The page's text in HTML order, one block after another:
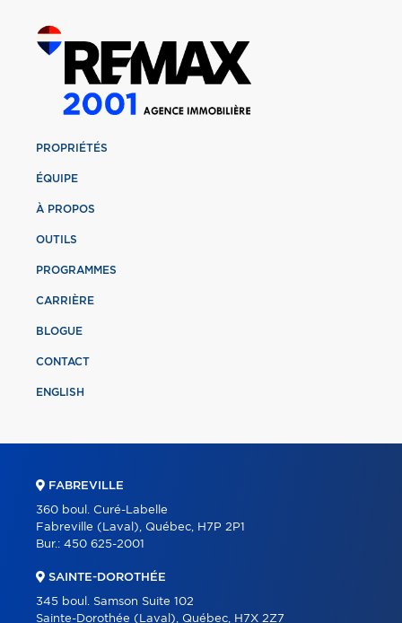
PROPRIÉTÉS
ÉQUIPE
À PROPOS
OUTILS
PROGRAMMES
CARRIÈRE
BLOGUE
CONTACT
ENGLISH
FABREVILLE
360 boul. Curé-Labelle
Fabreville (Laval), Québec, H7P 2P1
Bur.: 450 625-2001
SAINTE-DOROTHÉE
345 boul. Samson Suite 102
Sainte-Dorothée (Laval), Québec, H7X 2Z7